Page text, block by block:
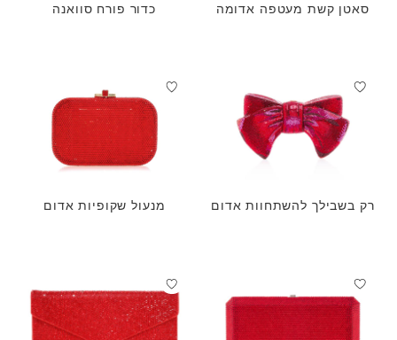
סאטן קשת מעטפה אדומה כדור פורח סוואנה
רק בשבילך להשתחוות אדום מנעול שקופיות אדום